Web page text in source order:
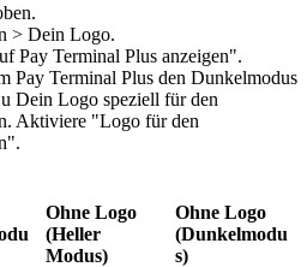
> Dein Logo.
Pay Terminal Plus anzeigen".
Pay Terminal Plus den Dunkelmodus
Dein Logo speziell für den
Aktiviere "Logo für den
Ohne Logo
(Heller
Modus)
Ohne Logo
(Dunkelmodu
s)